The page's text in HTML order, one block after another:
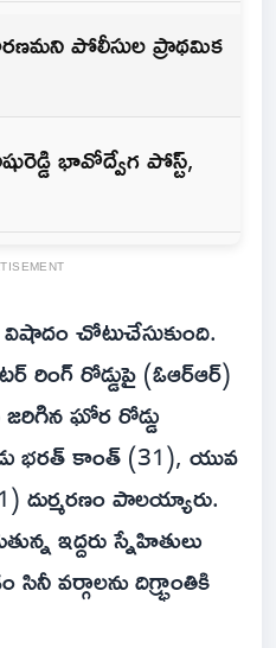
పోలీసుల ప్రాథమిక
భావోద్వేగ పోస్ట్,
విషాదం చోటుచేసుకుంది.
రోడ్డుపై (ఓఆర్‌ఆర్)
ఘోర రోడ్డు
భరత్ కాంత్ (31), యువ
దుర్మరణం పాలయ్యారు.
ఇద్దరు స్నేహితులు
వర్గాలను దిగ్భ్రాంతికి